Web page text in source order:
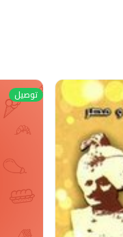
توصيل